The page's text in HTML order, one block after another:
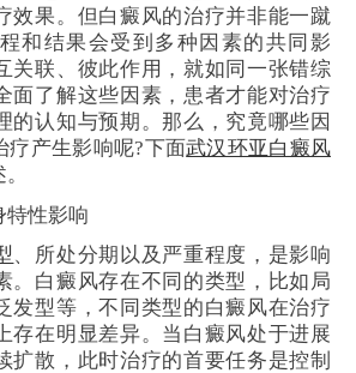
效果。但白癜风的治疗并非能一蹴
和结果会受到多种因素的共同影
关联、彼此作用，就如同一张错综
面了解这些因素，患者才能对治疗
的认知与预期。那么，究竟哪些因
疗产生影响呢?下面武汉环亚白癜风
性影响
、所处分期以及严重程度，是影响
。白癜风存在不同的类型，比如局
发型等，不同类型的白癜风在治疗
存在明显差异。当白癜风处于进展
扩散，此时治疗的首要任务是控制